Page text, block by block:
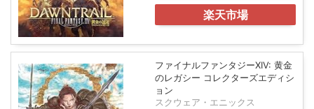
楽天市場
ファイナルファンタジーXIV: 黄金
のレガシー コレクターズエディシ
ョン
スクウェア・エニックス